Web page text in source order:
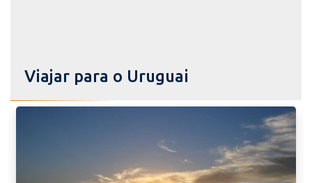
Viajar para o Uruguai